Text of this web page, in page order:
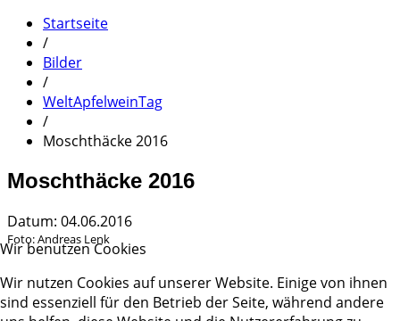
Startseite
/
Bilder
/
WeltApfelweinTag
/
Moschthäcke 2016
Moschthäcke 2016
Datum: 04.06.2016
Foto: Andreas Lenk
Wir benutzen Cookies
Wir nutzen Cookies auf unserer Website. Einige von ihnen
sind essenziell für den Betrieb der Seite, während andere